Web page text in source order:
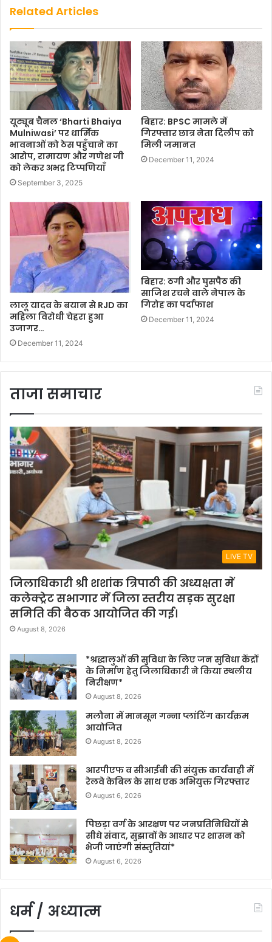
Related Articles
यूट्यूब चैनल ‘Bharti Bhaiya
Mulniwasi’ पर धार्मिक
भावनाओं को ठेस पहुँचाने का
आरोप, रामायण और गणेश जी
को लेकर अभद्र टिप्पणियाँ
September 3, 2025
बिहार: BPSC मामले में
गिरफ्तार छात्र नेता दिलीप को
मिली जमानत
December 11, 2024
लालू यादव के बयान से RJD का
महिला विरोधी चेहरा हुआ
उजागर…
December 11, 2024
बिहार: ठगी और घुसपैठ की
साजिश रचने वाले नेपाल के
गिरोह का पर्दाफाश
December 11, 2024
ताजा समाचार
LIVE TV
जिलाधिकारी श्री शशांक त्रिपाठी की अध्यक्षता में
कलेक्ट्रेट सभागार में जिला स्तरीय सड़क सुरक्षा
समिति की बैठक आयोजित की गई।
August 8, 2026
*श्रद्धालुओं की सुविधा के लिए जन सुविधा केंद्रों
के निर्माण हेतु जिलाधिकारी ने किया स्थलीय
निरीक्षण*
August 8, 2026
मलौना में मानसून गन्ना प्लांटिंग कार्यक्रम
आयोजित
August 8, 2026
आरपीएफ व सीआईबी की संयुक्त कार्यवाही में
रेलवे केबिल के साथ एक अभियुक्त गिरफ्तार
August 6, 2026
पिछड़ा वर्ग के आरक्षण पर जनप्रतिनिधियों से
सीधे संवाद, सुझावों के आधार पर शासन को
भेजी जाएंगी संस्तुतियां*
August 6, 2026
धर्म / अध्यात्म